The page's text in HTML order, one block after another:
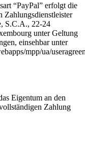
“PayPal” erfolgt die
Zahlungsdienstleister
S.C.A., 22-24
unter Geltung
einsehbar unter
mpp/ua/
Eigentum an den
Zahlung